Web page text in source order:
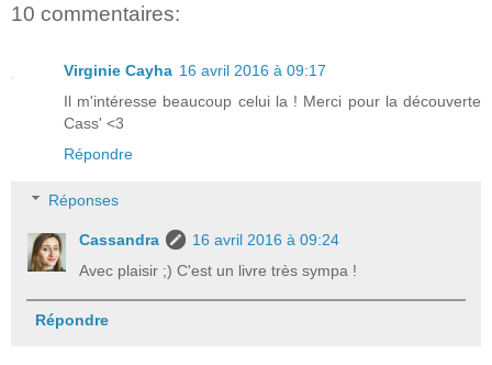
10 commentaires:
Virginie Cayha 16 avril 2016 à 09:17
Il m'intéresse beaucoup celui la ! Merci pour la découverte
Cass' <3
Répondre
Réponses
Cassandra
16 avril 2016 à 09:24
Avec plaisir ;) C'est un livre très sympa !
Répondre